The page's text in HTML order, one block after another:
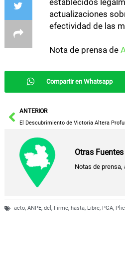
establecidos
actualizaciones
efectividad de las
Nota de prensa de
Compartir en Whatsapp
AntANTERIOR
El Descubrimiento de Victoria Altera
Otras Fuentes
Notas de
acto, ANPE, del , Firme, hasta, Libre, PGA,